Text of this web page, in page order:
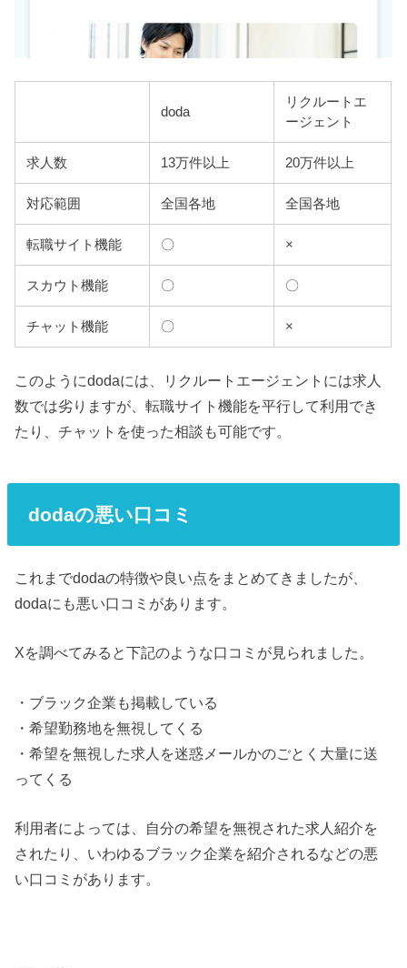
doda
リクルートエ
ージェント
求人数 13万件以上 20万件以上
対応範囲 全国各地 全国各地
転職サイト機能 〇 ×
スカウト機能 〇 〇
チャット機能 〇 ×
このようにdodaには、リクルートエージェントには求人
数では劣りますが、転職サイト機能を平行して利用でき
たり、チャットを使った相談も可能です。
dodaの悪い口コミ
これまでdodaの特徴や良い点をまとめてきましたが、
dodaにも悪い口コミがあります。
Xを調べてみると下記のような口コミが見られました。
・ブラック企業も掲載している
・希望勤務地を無視してくる
・希望を無視した求人を迷惑メールかのごとく大量に送
ってくる
利用者によっては、自分の希望を無視された求人紹介を
されたり、いわゆるブラック企業を紹介されるなどの悪
い口コミがあります。